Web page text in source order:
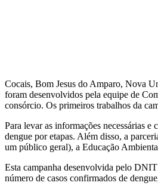
Cocais, Bom Jesus do Amparo, Nova
foram desenvolvidos pela equipe de
consórcio. Os primeiros trabalhos da
Para levar as informações necessárias
dengue por etapas. Além disso, a
um público geral), a Educação
Esta campanha desenvolvida pelo
número de casos confirmados de